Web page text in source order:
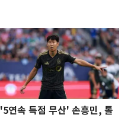
'5연속 득점 무산' 손흥민, 톨